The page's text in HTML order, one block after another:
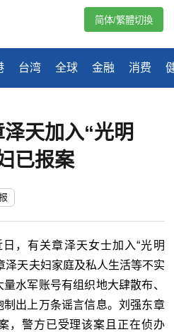
台湾 全球 金融 消费
简体/繁體切換
天加入“光明
已报案
，有关章泽天女士加入“光明
泽天夫妇家庭及私人生活等不实
水军账号有组织地大肆散布、
出上万条谣言信息。刘强东章
，警方已受理该案且正在侦办